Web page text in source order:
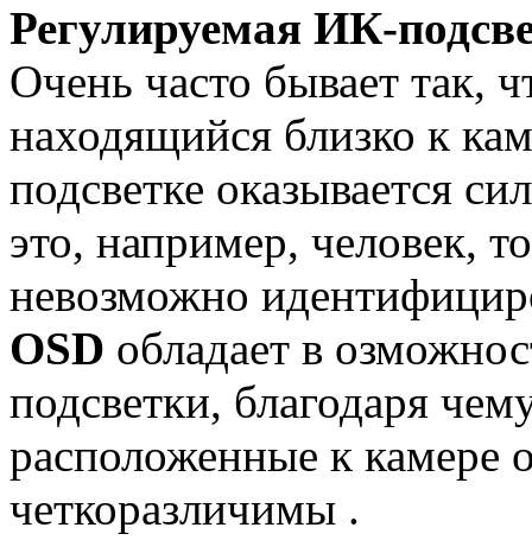
Регулируемая ИК-
Очень часто бывает так,
находящийся близко к
подсветке оказывается
это, например, человек,
невозможно
OSD обладает в
подсветки, благодаря
расположенные к камере
четкоразличимы .